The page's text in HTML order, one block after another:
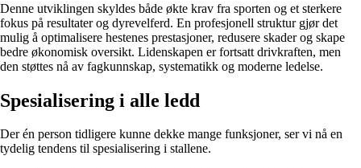
Denne utviklingen skyldes både økte krav fra sporten og et sterkere
fokus på resultater og dyrevelferd. En profesjonell struktur gjør det
mulig å optimalisere hestenes prestasjoner, redusere skader og skape
bedre økonomisk oversikt. Lidenskapen er fortsatt drivkraften, men
den støttes nå av fagkunnskap, systematikk og moderne ledelse.
Spesialisering i alle ledd
Der én person tidligere kunne dekke mange funksjoner, ser vi nå en
tydelig tendens til spesialisering i stallene.